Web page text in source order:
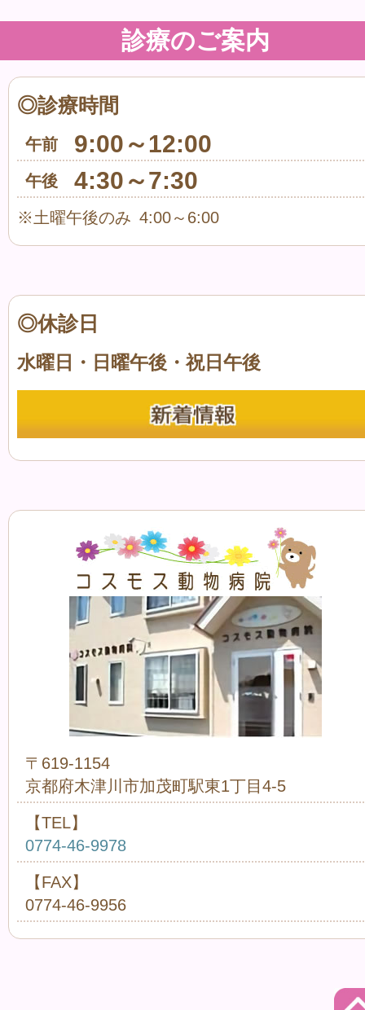
診療のご案内
◎診療時間
午前 9:00～12:00
午後 4:30～7:30
※土曜午後のみ 4:00～6:00
◎休診日
水曜日・日曜午後・祝日午後
〒619-1154
京都府木津川市加茂町駅東1丁目4-5
【TEL】
0774-46-9978
【FAX】
0774-46-9956